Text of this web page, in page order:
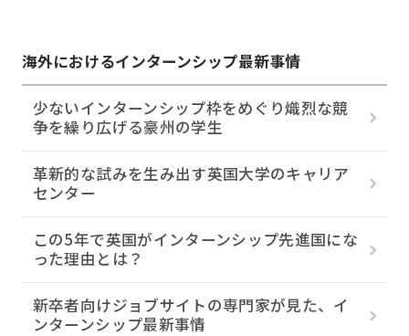
海外におけるインターンシップ最新事情
少ないインターンシップ枠をめぐり熾烈な競
争を繰り広げる豪州の学生
革新的な試みを生み出す英国大学のキャリア
センター
この5年で英国がインターンシップ先進国にな
った理由とは？
新卒者向けジョブサイトの専門家が見た、イ
ンターンシップ最新事情